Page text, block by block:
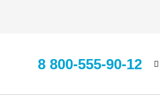
8 800-555-90-12